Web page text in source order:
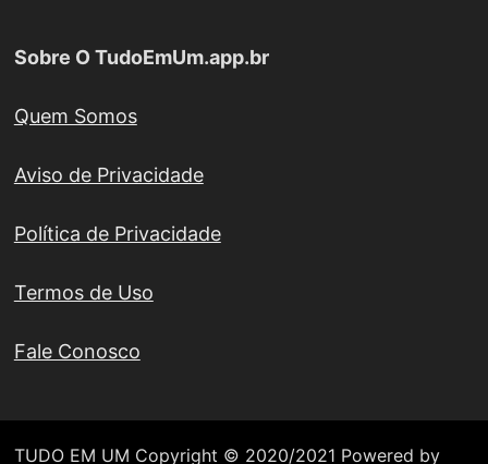
Sobre O TudoEmUm.app.br
Quem Somos
Aviso de Privacidade
Política de Privacidade
Termos de Uso
Fale Conosco
TUDO EM UM Copyright © 2020/2021 Powered by